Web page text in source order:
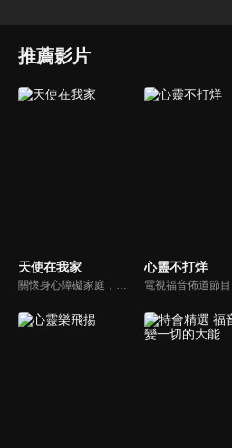
推薦影片
天使在我家 心靈不打烊